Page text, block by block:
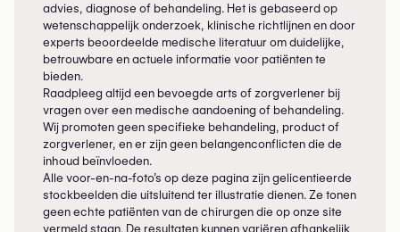
advies, diagnose of behandeling. Het is gebaseerd op
wetenschappelijk onderzoek, klinische richtlijnen en door
experts beoordeelde medische literatuur om duidelijke,
betrouwbare en actuele informatie voor patiënten te
bieden.
Raadpleeg altijd een bevoegde arts of zorgverlener bij
vragen over een medische aandoening of behandeling.
Wij promoten geen specifieke behandeling, product of
zorgverlener, en er zijn geen belangenconflicten die de
inhoud beïnvloeden.
Alle voor-en-na-foto’s op deze pagina zijn gelicentieerde
stockbeelden die uitsluitend ter illustratie dienen. Ze tonen
geen echte patiënten van de chirurgen die op onze site
vermeld staan. De resultaten kunnen variëren afhankelijk